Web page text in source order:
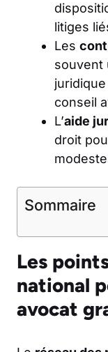
litiges
Les
souvent
conseil
L’aide
droit
Sommaire
Les
national
avocat